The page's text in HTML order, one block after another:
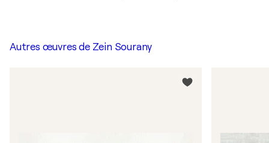
Autres œuvres de Zein Sourany